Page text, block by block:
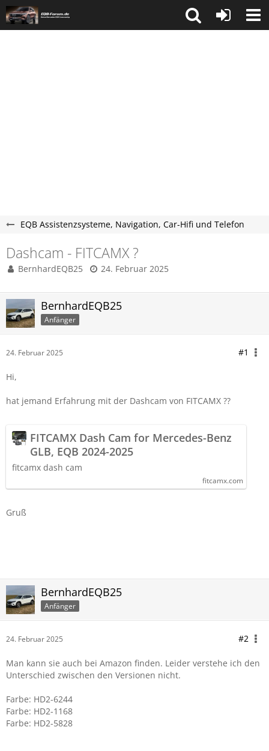
EQB Assistenzsysteme, Navigation, Car-Hifi und Telefon
Dashcam - FITCAMX ?
BernhardEQB25 24. Februar 2025
BernhardEQB25
Anfänger
24. Februar 2025 #1
Hi,
hat jemand Erfahrung mit der Dashcam von FITCAMX ??
FITCAMX Dash Cam for Mercedes-Benz
GLB, EQB 2024-2025
fitcamx dash cam
fitcamx.com
Gruß
BernhardEQB25
Anfänger
24. Februar 2025 #2
Man kann sie auch bei Amazon finden. Leider verstehe ich den
Unterschied zwischen den Versionen nicht.
Farbe: HD2-6244
Farbe: HD2-1168
Farbe: HD2-5828